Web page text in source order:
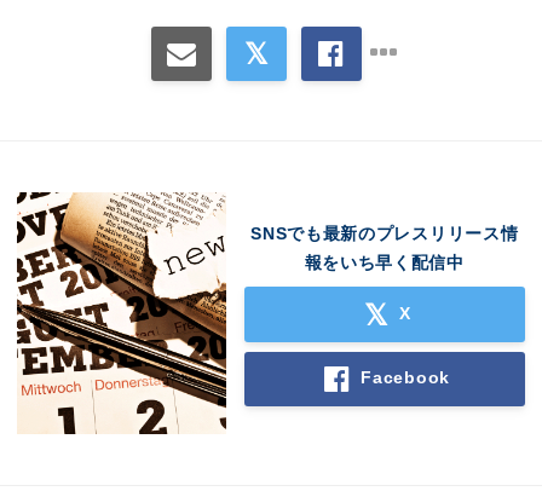
SNSでも最新のプレスリリース情
報をいち早く配信中
X
Facebook